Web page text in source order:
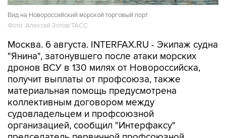
Фото: Алексей Зотов/ТАСС
Москва. 6 августа. INTERFAX.RU - Экипаж судна
дронов ВСУ в 130 милях от Новороссийска,
получит выплаты от профсоюза, также
материальная помощь предусмотрена
коллективным договором между
судовладельцем и профсоюзной
организацией, сообщил "Интерфаксу"
председатель первичной профсоюзной
организации моряков предприятия Валерий